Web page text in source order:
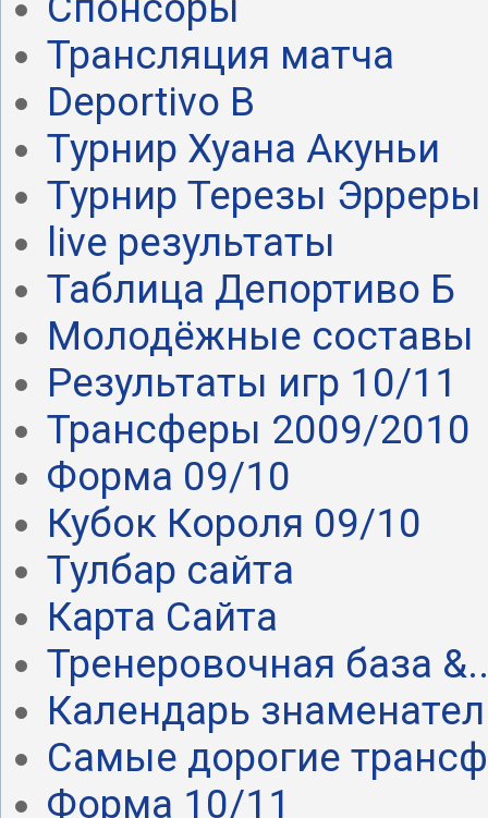
Трансляция матча
Deportivo B
Турнир Хуана Акуньи
Турнир Терезы Эрреры
live результаты
Таблица Депортиво Б
Молодёжные составы
Результаты игр 10/11
Трансферы 2009/2010
Форма 09/10
Кубок Короля 09/10
Тулбар сайта
Карта Сайта
Тренеровочная база
Календарь
Самые дорогие
Форма 10/11